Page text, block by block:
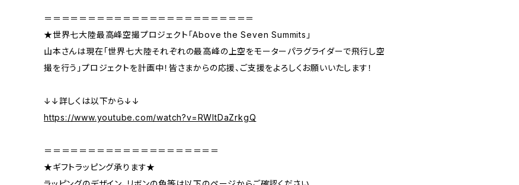
＝＝＝＝＝＝＝＝＝＝＝＝＝＝＝＝＝＝＝＝＝＝＝＝
★世界七大陸最高峰空撮プロジェクト「Above the Seven Summits」
山本さんは現在「世界七大陸それぞれの最高峰の上空をモーターパラグライダーで飛行し空
撮を行う」プロジェクトを計画中！皆さまからの応援、ご支援をよろしくお願いいたします！
↓↓詳しくは以下から↓↓
https://www.youtube.com/watch?v=RWItDaZrkgQ
＝＝＝＝＝＝＝＝＝＝＝＝＝＝＝＝＝＝＝＝
★ギフトラッピング承ります★